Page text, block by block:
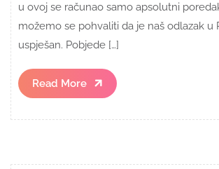
u ovoj se računao samo apsolutni
možemo se pohvaliti da je naš odlazak u
uspješan. Pobjede […]
Read More
Read
More